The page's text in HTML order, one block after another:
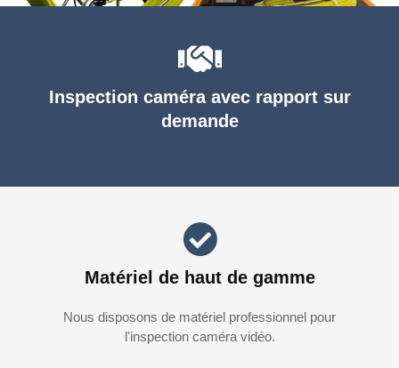
Inspection caméra avec rapport sur
demande
Matériel de haut de gamme
Nous disposons de matériel professionnel pour
l'inspection caméra vidéo.